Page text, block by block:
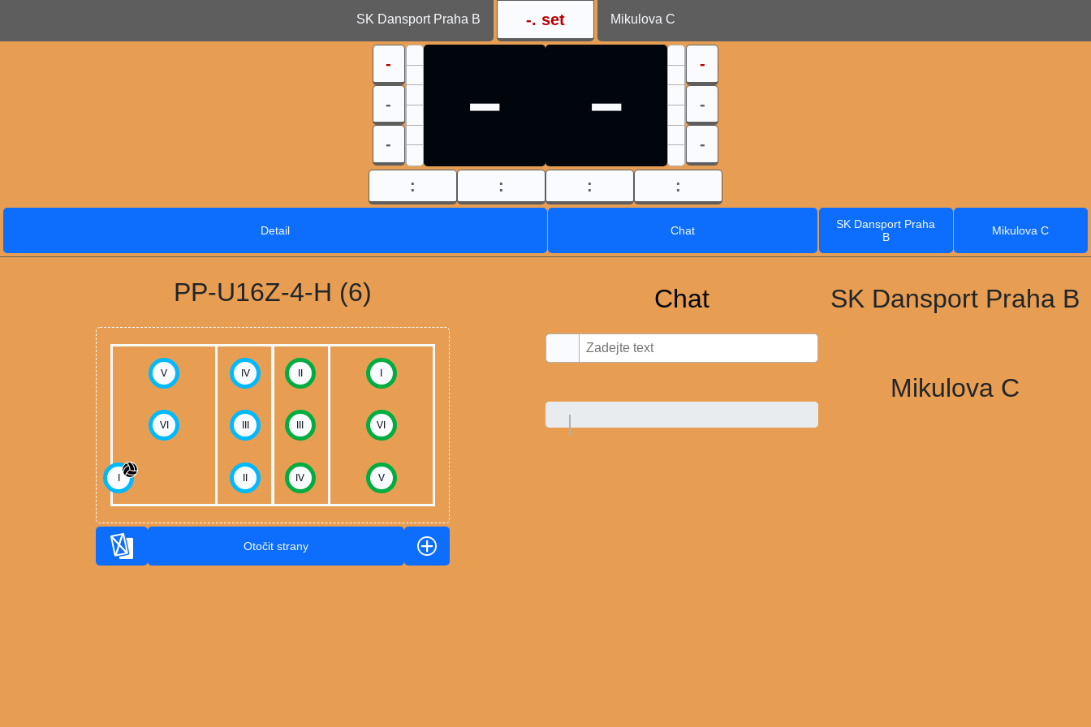
SK Dansport Praha B -. set Mikulova C
-
-
-
- - -
-
-
: : : :
Detail Chat
SK Dansport Praha
B
Mikulova C
PP-U16Z-4-H (6)
V IV
VI
II I
VI
IV V
Otočit strany
Chat SK Dansport Praha B
Mikulova C